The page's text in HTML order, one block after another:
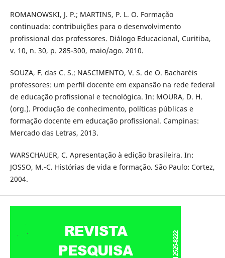
ROMANOWSKI, J. P.; MARTINS, P. L. O. Formação
continuada: contribuições para o desenvolvimento
profissional dos professores. Diálogo Educacional, Curitiba,
v. 10, n. 30, p. 285-300, maio/ago. 2010.
SOUZA, F. das C. S.; NASCIMENTO, V. S. de O. Bacharéis
professores: um perfil docente em expansão na rede federal
de educação profissional e tecnológica. In: MOURA, D. H.
(org.). Produção de conhecimento, políticas públicas e
formação docente em educação profissional. Campinas:
Mercado das Letras, 2013.
WARSCHAUER, C. Apresentação à edição brasileira. In:
JOSSO, M.-C. Histórias de vida e formação. São Paulo: Cortez,
2004.